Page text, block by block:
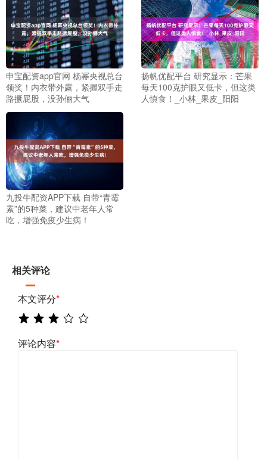
申宝配资app官网 杨幂央视总台
领奖！内衣带外露，紧握双手走
路撅屁股，没孙俪大气
扬帆优配平台 研究显示：芒果
每天100克护眼又低卡，但这类
人慎食！_小林_果皮_阳阳
九投牛配资APP下载 自带“青霉
素”的5种菜，建议中老年人常
吃，增强免疫少生病！
相关评论
本文评分*
评论内容*